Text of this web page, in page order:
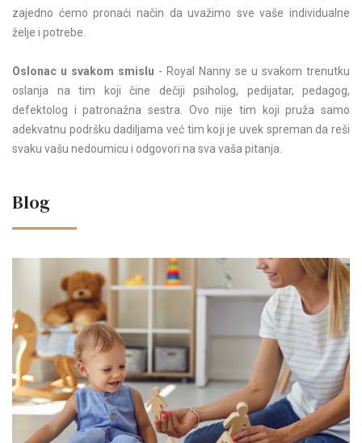
zajedno ćemo pronaći način da uvažimo sve vaše individualne
želje i potrebe.
Oslonac u svakom smislu - Royal Nanny se u svakom trenutku
oslanja na tim koji čine dečiji psiholog, pedijatar, pedagog,
defektolog i patronažna sestra. Ovo nije tim koji pruža samo
adekvatnu podršku dadiljama već tim koji je uvek spreman da reši
svaku vašu nedoumicu i odgovori na sva vaša pitanja.
Blog